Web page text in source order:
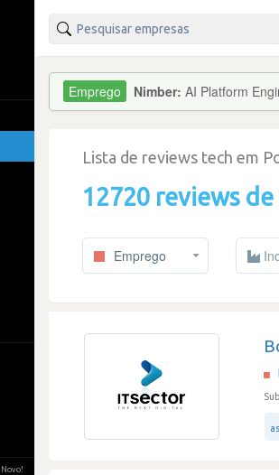
Novo!
Nimber: AI Platform
Lista de reviews tech em
12720 reviews
Emprego